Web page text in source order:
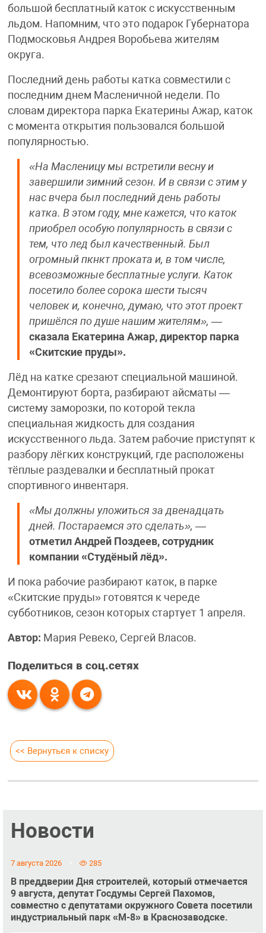
большой бесплатный каток с искусственным
льдом. Напомним, что это подарок Губернатора
Подмосковья Андрея Воробьева жителям
округа.
Последний день работы катка совместили с
последним днем Масленичной недели. По
словам директора парка Екатерины Ажар, каток
с момента открытия пользовался большой
популярностью.
«На Масленицу мы встретили весну и
завершили зимний сезон. И в связи с этим у
нас вчера был последний день работы
катка. В этом году, мне кажется, что каток
приобрел особую популярность в связи с
тем, что лед был качественный. Был
огромный пкнкт проката и, в том числе,
всевозможные бесплатные услуги. Каток
посетило более сорока шести тысяч
человек и, конечно, думаю, что этот проект
пришёлся по душе нашим жителям», —
сказала Екатерина Ажар, директор парка
«Скитские пруды».
Лёд на катке срезают специальной машиной.
Демонтируют борта, разбирают айсматы —
систему заморозки, по которой текла
специальная жидкость для создания
искусственного льда. Затем рабочие приступят к
разбору лёгких конструкций, где расположены
тёплые раздевалки и бесплатный прокат
спортивного инвентаря.
«Мы должны уложиться за двенадцать
дней. Постараемся это сделать», —
отметил Андрей Поздеев, сотрудник
компании «Студёный лёд».
И пока рабочие разбирают каток, в парке
«Скитские пруды» готовятся к череде
субботников, сезон которых стартует 1 апреля.
Автор: Мария Ревеко, Сергей Власов.
Поделиться в соц.сетях
<< Вернуться к списку
Новости
7 августа 2026 285
В преддверии Дня строителей, который отмечается
9 августа, депутат Госдумы Сергей Пахомов,
совместно с депутатами окружного Совета посетили
индустриальный парк «М-8» в Краснозаводске.